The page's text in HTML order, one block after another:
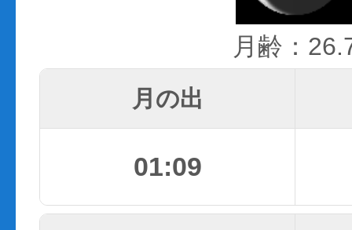
月齢：
月の出
01:09